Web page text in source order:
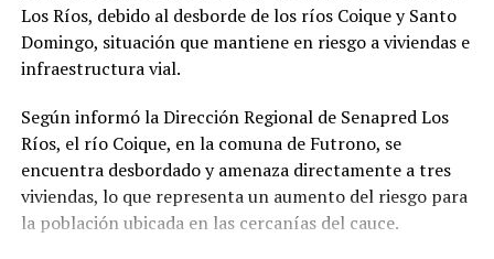
Los Ríos, debido al desborde de los ríos Coique y Santo
Domingo, situación que mantiene en riesgo a viviendas e
infraestructura vial.
Según informó la Dirección Regional de Senapred Los
Ríos, el río Coique, en la comuna de Futrono, se
encuentra desbordado y amenaza directamente a tres
viviendas, lo que representa un aumento del riesgo para
la población ubicada en las cercanías del cauce.